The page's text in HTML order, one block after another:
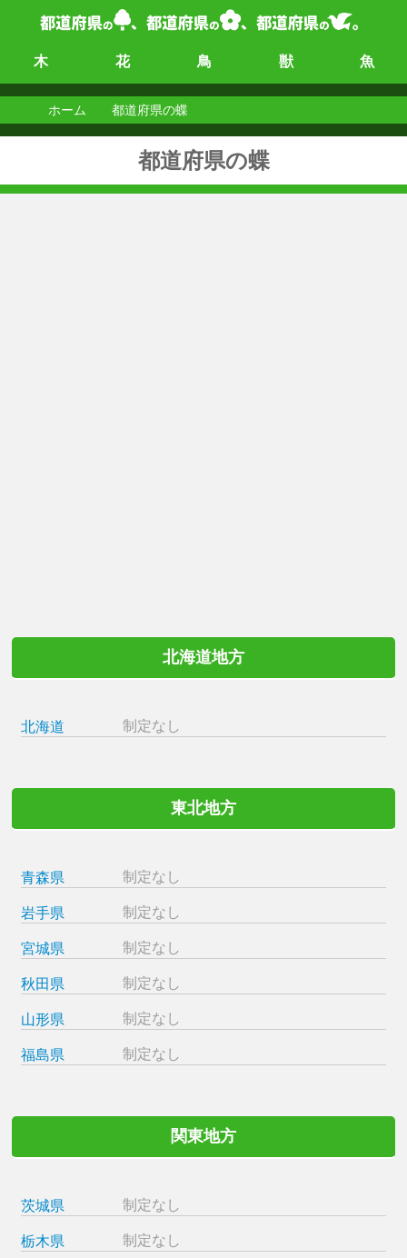
木 花 鳥 獣 魚
ホーム 都道府県の蝶
都道府県の蝶
北海道地方
北海道 制定なし
東北地方
青森県 制定なし
岩手県 制定なし
宮城県 制定なし
秋田県 制定なし
山形県 制定なし
福島県 制定なし
関東地方
茨城県 制定なし
栃木県 制定なし